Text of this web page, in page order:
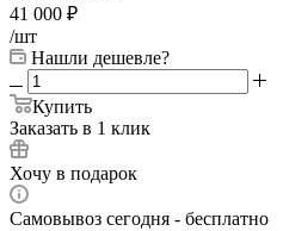
41 000 ₽
/шт
Нашли дешевле?
Купить
Заказать в 1 клик
Хочу в подарок
Самовывоз сегодня - бесплатно